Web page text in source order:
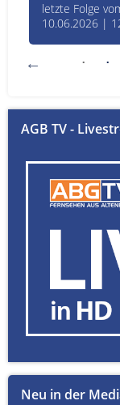
letzte Folge
10.06.2026 |
AGB TV -
Neu in der